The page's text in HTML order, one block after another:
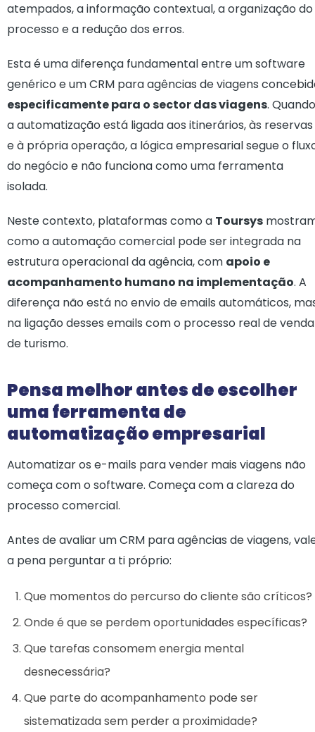
atempados, a informação contextual, a organização do
processo e a redução dos erros.
Esta é uma diferença fundamental entre um software
genérico e um CRM para agências de viagens
especificamente para o sector das viagens. Quando
a automatização está ligada aos itinerários, às reservas
e à própria operação, a lógica empresarial segue o
do negócio e não funciona como uma ferramenta
isolada.
Neste contexto, plataformas como a Toursys
como a automação comercial pode ser integrada na
estrutura operacional da agência, com apoio e
acompanhamento humano na implementação. A
diferença não está no envio de emails automáticos,
na ligação desses emails com o processo real de venda
de turismo.
Pensa melhor antes de escolher
uma ferramenta de
automatização empresarial
Automatizar os e-mails para vender mais viagens não
começa com o software. Começa com a clareza do
processo comercial.
Antes de avaliar um CRM para agências de viagens,
a pena perguntar a ti próprio:
Que momentos do percurso do cliente são críticos?
Onde é que se perdem oportunidades específicas?
Que tarefas consomem energia mental
desnecessária?
Que parte do acompanhamento pode ser
sistematizada sem perder a proximidade?